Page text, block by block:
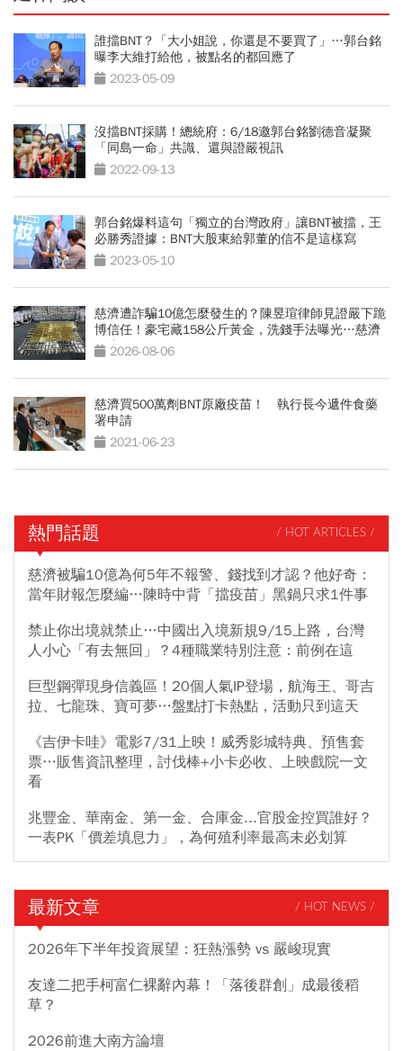
誰擋BNT？「大小姐說，你還是不要買了」…郭台銘
曝李大維打給他，被點名的都回應了
2023-05-09
沒擋BNT採購！總統府：6/18邀郭台銘劉德音凝聚
「同島一命」共識、還與證嚴視訊
2022-09-13
郭台銘爆料這句「獨立的台灣政府」讓BNT被擋，王
必勝秀證據：BNT大股東給郭董的信不是這樣寫
2023-05-10
慈濟遭詐騙10億怎麼發生的？陳昱瑄律師見證嚴下跪
博信任！豪宅藏158公斤黃金，洗錢手法曝光…慈濟
回應了
2026-08-06
慈濟買500萬劑BNT原廠疫苗！ 執行長今遞件食藥
署申請
2021-06-23
熱門話題 / HOT ARTICLES /
慈濟被騙10億為何5年不報警、錢找到才認？他好奇：
當年財報怎麼編…陳時中背「擋疫苗」黑鍋只求1件事
禁止你出境就禁止…中國出入境新規9/15上路，台灣
人小心「有去無回」？4種職業特別注意：前例在這
巨型鋼彈現身信義區！20個人氣IP登場，航海王、哥吉
拉、七龍珠、寶可夢…盤點打卡熱點，活動只到這天
《吉伊卡哇》電影7/31上映！威秀影城特典、預售套
票…販售資訊整理，討伐棒+小卡必收、上映戲院一文
看
兆豐金、華南金、第一金、合庫金...官股金控買誰好？
一表PK「價差填息力」，為何殖利率最高未必划算
最新文章 / HOT NEWS /
2026年下半年投資展望：狂熱漲勢 vs 嚴峻現實
友達二把手柯富仁裸辭內幕！「落後群創」成最後稻
草？
2026前進大南方論壇